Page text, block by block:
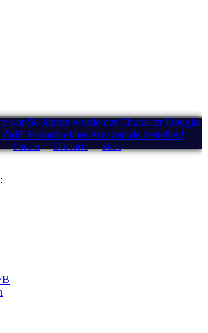
vor 58 Jahren wurde der Charakter Douglas
ZidZ-Fanartikel bei Amazon.de bestellen!
Forum Drehorte Stars